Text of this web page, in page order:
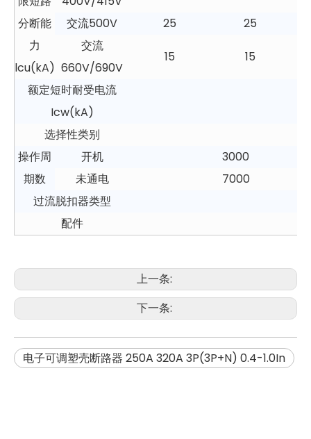
分断能
力
lcu(kA)
交流500V 25 25
交流
660V/690V
15 15
额定短时耐受电流
Icw(kA)
选择性类别
操作周
期数
开机
3000
未通电
7000
过流脱扣器类型
配件
上一条:
下一条:
电子可调塑壳断路器 250A 320A 3P(3P+N) 0.4-1.0In